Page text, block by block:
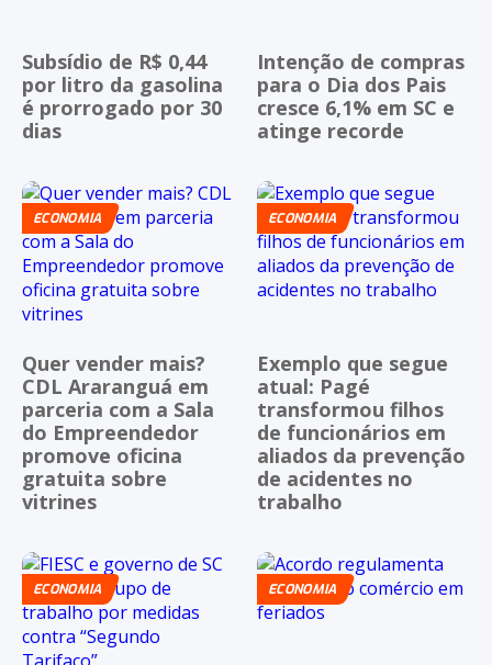
Subsídio de R$ 0,44
por litro da gasolina
é prorrogado por 30
dias
Intenção de compras
para o Dia dos Pais
cresce 6,1% em SC e
atinge recorde
ECONOMIA
Quer vender mais?
CDL Araranguá em
parceria com a Sala
do Empreendedor
promove oficina
gratuita sobre
vitrines
ECONOMIA
Exemplo que segue
atual: Pagé
transformou filhos
de funcionários em
aliados da prevenção
de acidentes no
trabalho
ECONOMIA ECONOMIA